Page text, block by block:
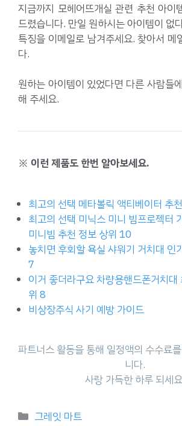
지금까지 모헤어뜨개실 관련 추천 아이
드렸습니다. 만일 원하시는 아이템이 없
특징을 이메일로 남겨주세요. 찾아서 메
다.
원하는 아이템이 있었다면 다른 사람들
해 주세요.
※ 이런 제품도 한번 알아보세요.
최고의 선택 메타볼릭 액티베이터 추
최고의 선택 미닉스 미니 빔프로젝터
미니빔 추천 정보 상위 10
놓치면 후회할 욕실 샤워기 거치대 인
7
이거 좋더라구요 차량용핸드폰거치대
위 8
비상장주식 사기 예방 가이드
파트너스 활동을 통해 일정액의 수수료
니다.
사랑 가득한 하루 되세
Categories
그레잇 마트